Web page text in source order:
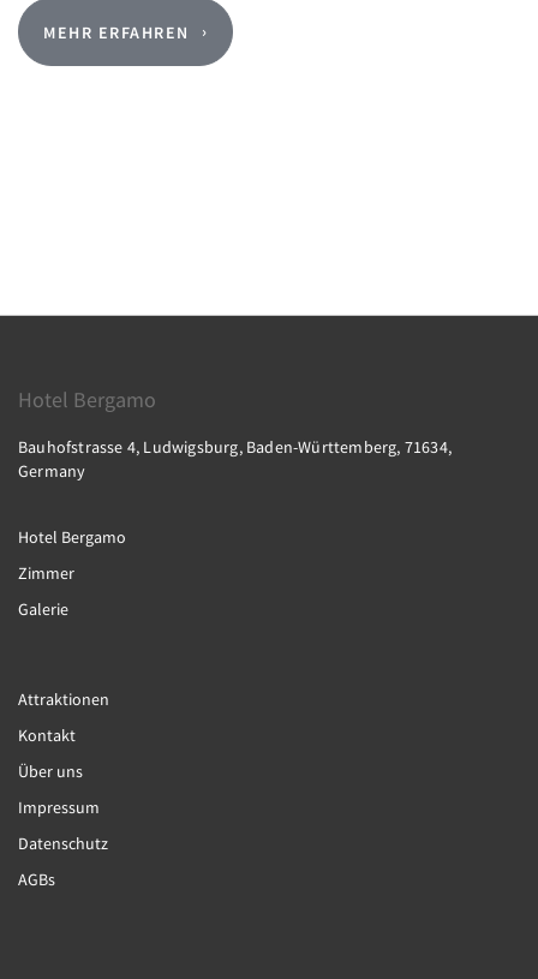
MEHR ERFAHREN
Hotel Bergamo
Bauhofstrasse 4, Ludwigsburg, Baden-Württemberg, 71634,
Germany
Hotel Bergamo
Zimmer
Galerie
Attraktionen
Kontakt
Über uns
Impressum
Datenschutz
AGBs